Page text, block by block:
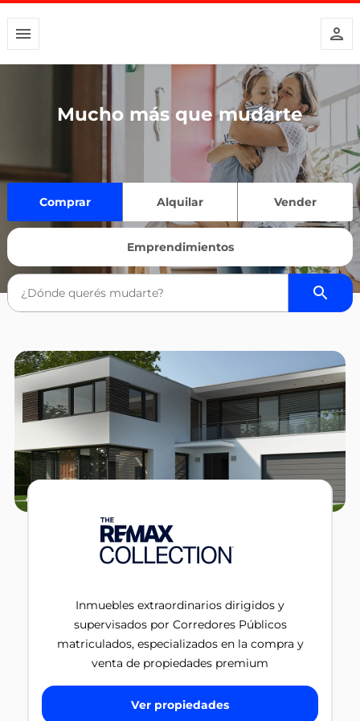
Mucho más que mudarte
Comprar Alquilar Vender
Emprendimientos
Inmuebles extraordinarios dirigidos y
supervisados por Corredores Públicos
matriculados, especializados en la compra y
venta de propiedades premium
Ver propiedades